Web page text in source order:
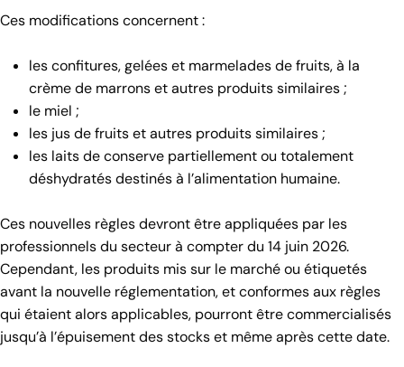
Ces modifications concernent :
les confitures, gelées et marmelades de fruits, à la
crème de marrons et autres produits similaires ;
le miel ;
les jus de fruits et autres produits similaires ;
les laits de conserve partiellement ou totalement
déshydratés destinés à l’alimentation humaine.
Ces nouvelles règles devront être appliquées par les
professionnels du secteur à compter du 14 juin 2026.
Cependant, les produits mis sur le marché ou étiquetés
avant la nouvelle réglementation, et conformes aux règles
qui étaient alors applicables, pourront être commercialisés
jusqu’à l’épuisement des stocks et même après cette date.